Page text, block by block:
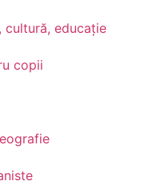
cultură, educație
copii